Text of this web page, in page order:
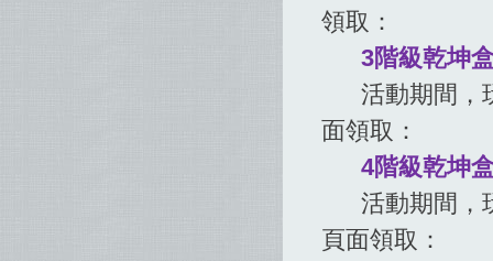
領取：
3階級乾坤
活動期間，
面領取：
4階級乾坤
活動期間，
頁面領取：